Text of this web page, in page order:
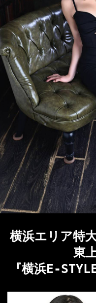
横浜エリア特
東
『横浜E-